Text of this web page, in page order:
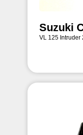
Suzuki
VL 125 Intruder